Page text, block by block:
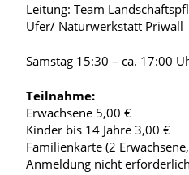
Leitung: Team
Ufer/ Naturwerkstatt Priwall
Samstag 15:30 – ca. 17:00
Teilnahme:
Erwachsene 5,00 €
Kinder bis 14 Jahre 3,00 €
Familienkarte (2
Anmeldung nicht